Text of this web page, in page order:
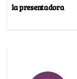
la presentadora